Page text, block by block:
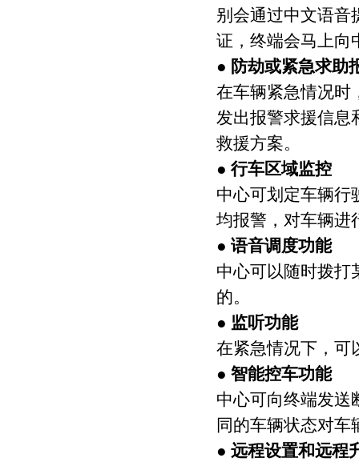
别会通过中文语音
证，终端会马上向
● 防劫或紧急求助
在车辆紧急情况时
发出报警求援信息
救援方案。
● 行车区域监控
中心可划定车辆行
均报警，对车辆进
● 语音调度功能
中心可以随时拨打
的。
● 监听功能
在紧急情况下，可
● 智能控车功能
中心可向终端发送
同的车辆状态对
● 远程设置和远程